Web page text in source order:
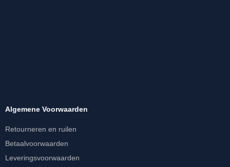
Algemene Voorwaarden
Retourneren en ruilen
Betaalvoorwaarden
Leveringsvoorwaarden